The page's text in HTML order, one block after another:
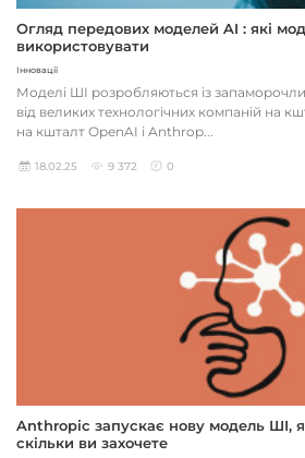
Огляд передових моделей AI : які
використовувати
Інновації
Моделі ШІ розробляються із
від великих технологічних компаній на
на кшталт OpenAI і Anthrop...
18.02.25 9 372 0
Anthropic запускає нову модель ШІ,
скільки ви захочете